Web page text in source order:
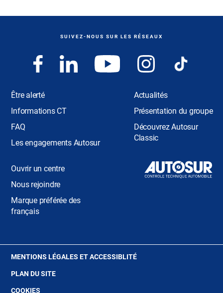
SUIVEZ-NOUS SUR LES RÉSEAUX
Être alerté
Informations CT
FAQ
Les engagements Autosur
Actualités
Présentation du groupe
Découvrez Autosur
Classic
Ouvrir un centre
Nous rejoindre
Marque préférée des
français
MENTIONS LÉGALES ET ACCESSIBLITÉ(OUVRE
PLAN DU SITE
COOKIES